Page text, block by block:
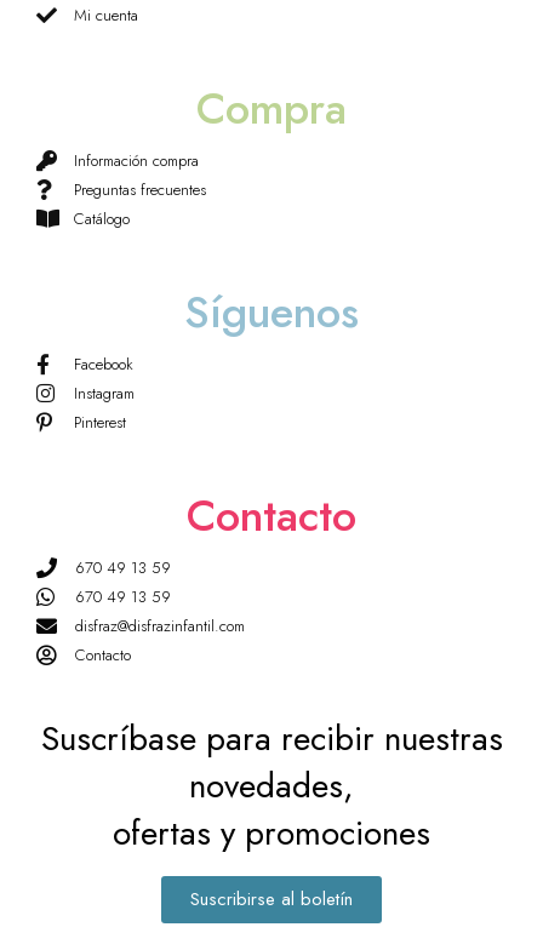
Mi cuenta
Compra
Información compra
Preguntas frecuentes
Catálogo
Síguenos
Facebook
Instagram
Pinterest
Contacto
670 49 13 59
670 49 13 59
disfraz@disfrazinfantil.com
Contacto
Suscríbase para recibir nuestras
novedades,
ofertas y promociones
Suscribirse al boletín